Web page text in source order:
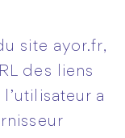
site ayor.fr,
des liens
a